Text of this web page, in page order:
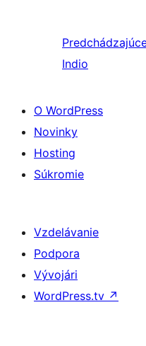
Indio
O WordPress
Novinky
Hosting
Súkromie
Vzdelávanie
Podpora
Vývojári
WordPress.tv ↗